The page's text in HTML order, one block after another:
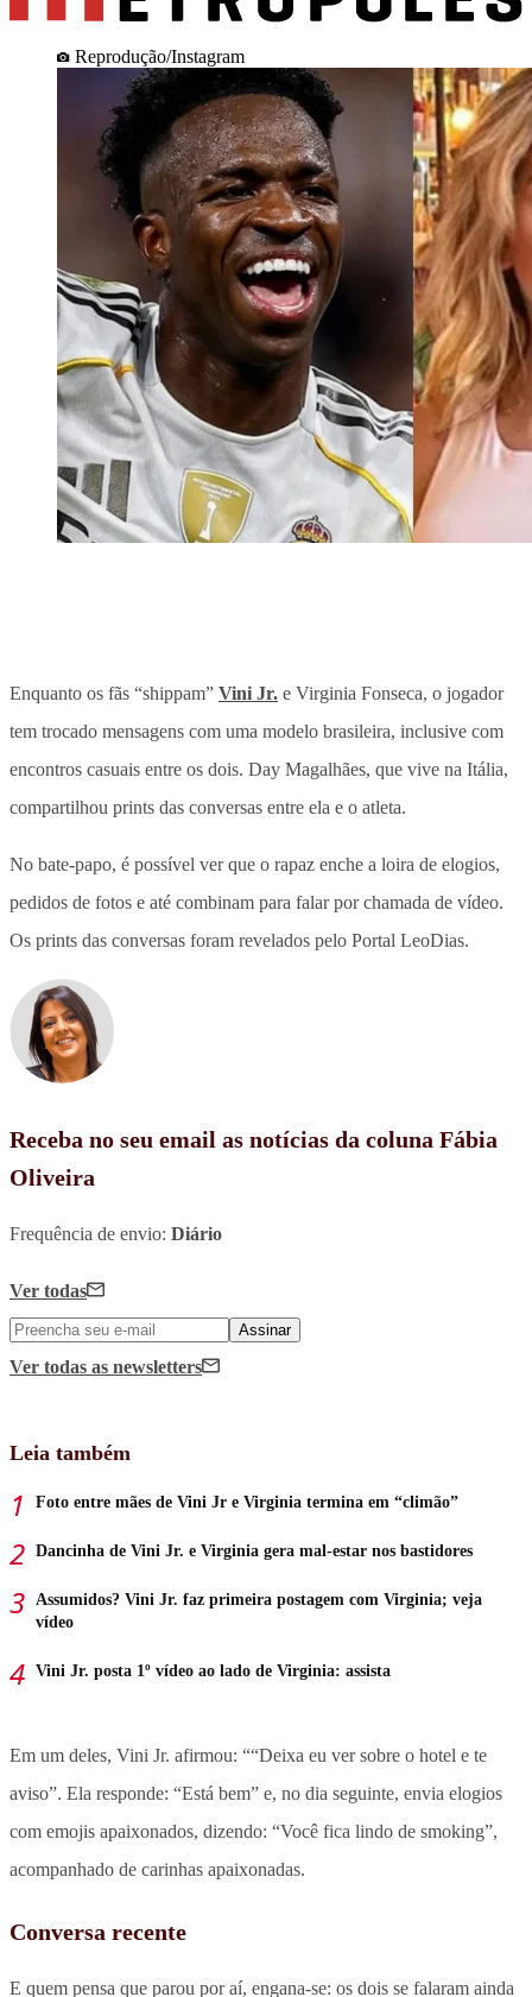
Reprodução/Instagram
Enquanto os fãs “shippam” Vini Jr. e Virginia Fonseca, o jogador
tem trocado mensagens com uma modelo brasileira, inclusive com
encontros casuais entre os dois. Day Magalhães, que vive na Itália,
compartilhou prints das conversas entre ela e o atleta.
No bate-papo, é possível ver que o rapaz enche a loira de elogios,
pedidos de fotos e até combinam para falar por chamada de vídeo.
Os prints das conversas foram revelados pelo Portal LeoDias.
Receba no seu email as notícias da coluna Fábia
Oliveira
Frequência de envio: Diário
Ver todas
Assinar
Ver todas as newsletters
Leia também
Foto entre mães de Vini Jr e Virginia termina em “climão”
Dancinha de Vini Jr. e Virginia gera mal-estar nos bastidores
Assumidos? Vini Jr. faz primeira postagem com Virginia; veja
vídeo
Vini Jr. posta 1º vídeo ao lado de Virginia: assista
Em um deles, Vini Jr. afirmou: ““Deixa eu ver sobre o hotel e te
aviso”. Ela responde: “Está bem” e, no dia seguinte, envia elogios
com emojis apaixonados, dizendo: “Você fica lindo de smoking”,
acompanhado de carinhas apaixonadas.
Conversa recente
E quem pensa que parou por aí, engana-se: os dois se falaram ainda